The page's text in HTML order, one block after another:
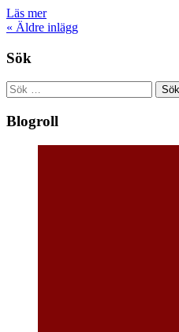
Läs mer
« Äldre inlägg
Sök
Sök
efter:
Blogroll